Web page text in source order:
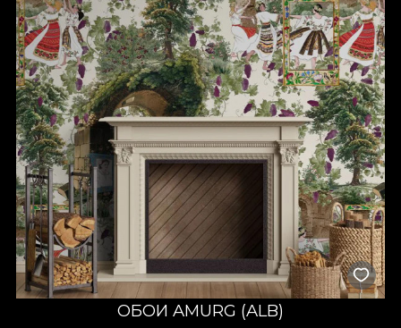
прошлого, настоящего и будущего. Это погружение внутрь
себя, чтобы осмыслить свою идентичность. Что делает
тебя румыном? Какие истории о гордых парнях в
хороводах с гордыми девушками рождаются в душе? Какие
воспоминания всплывают, когда смотришь на истории,
запечатлённые в изображениях? Резкий зимний запах у
печи, и на фоне — колядующие. Может быть день на
поляне, когда ноги касаются сочной травы, которую
согревает солнце. Летом — на крылечке у бабушки,
скручивая пряжу и напевая старинные народные песни.
Может быть вкус зрелого винограда, лопающегося на
губах. Или осенний виноградный сок, наливаемый в бокалы
на щедром празднике.
Румынство рождается там, где есть природа, где есть игра
и хорошее настроение.
Dor
ОБОИ AMURG (ALB)